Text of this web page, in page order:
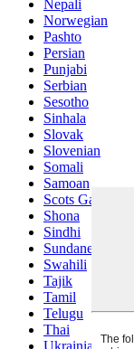
Nepali
Norwegian
Pashto
Persian
Punjabi
Serbian
Sesotho
Sinhala
Slovak
Slovenian
Somali
Samoan
Scots Gaelic
Shona
Sindhi
Sundanese
Swahili
Tajik
Tamil
Telugu
Thai